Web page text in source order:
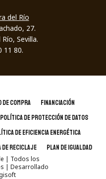
del Río
27.
Sevilla.
11 80.
DE COMPRA
FINANCIACIÓN
POLÍTICA DE PROTECCIÓN DE DATOS
DE EFICIENCIA ENERGÉTICA
DE RECICLAJE
PLAN DE IGUALDAD
| Todos los
| Desarrollado